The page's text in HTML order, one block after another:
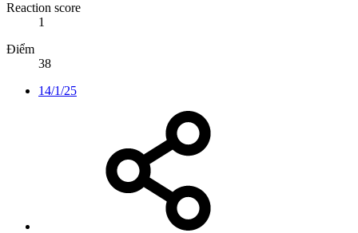
Reaction score
1
Điểm
38
14/1/25